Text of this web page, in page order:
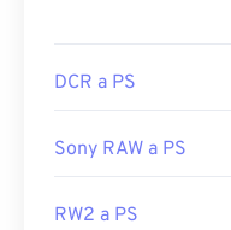
DCR a PS
Sony RAW a PS
RW2 a PS